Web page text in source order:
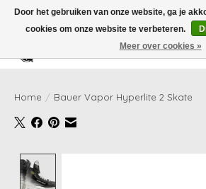
Home / Bauer Vapor Hyperlite 2 Skate
Door het gebruiken van onze website, ga je
cookies om onze website te verbeteren.
Meer over cookies »